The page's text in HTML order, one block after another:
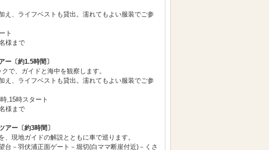
え、ライフベストも貸出。濡れてもよい服装でご参
ト
様まで
ー〔約1.5時間〕
で、ガイドと海中を観察します。
え、ライフベストも貸出。濡れてもよい服装でご参
,15時スタート
様まで
ー〔約3時間〕
、現地ガイドの解説とともに車で巡ります。
台－羽伏浦正面ゲート－堀切(白ママ断崖付近)－くさ